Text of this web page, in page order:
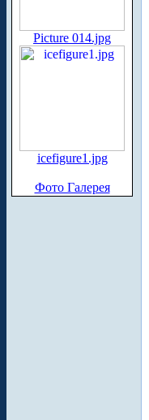
Picture 014.jpg
icefigure1.jpg
Фото Галерея